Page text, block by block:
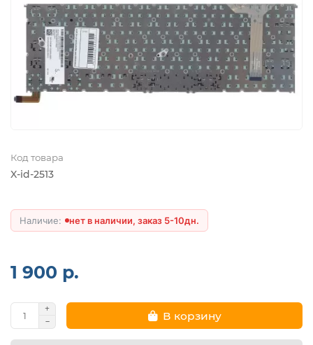
Код товара
X-id-2513
нет в наличии, заказ 5-10дн.
1 900 р.
В корзину